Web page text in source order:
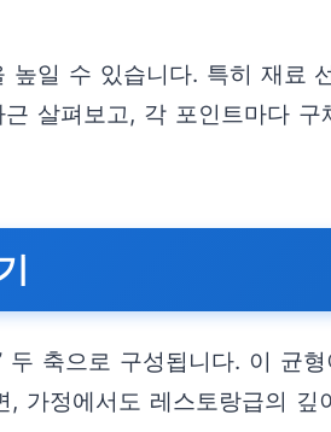
일 수 있습니다. 특히 재료
살펴보고, 각 포인트마다
축으로 구성됩니다. 이 균
가정에서도 레스토랑급의 깊